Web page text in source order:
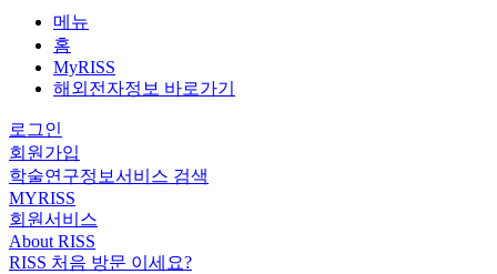
메뉴
홈
MyRISS
해외전자정보 바로가기
로그인
회원가입
학술연구정보서비스 검색
MYRISS
회원서비스
About RISS
RISS 처음 방문 이세요?